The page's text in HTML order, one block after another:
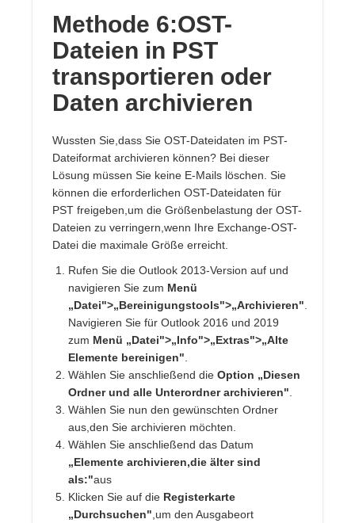
Methode 6:OST-
Dateien in PST
transportieren oder
Daten archivieren
Wussten Sie,dass Sie OST-Dateidaten im PST-
Dateiformat archivieren können? Bei dieser
Lösung müssen Sie keine E-Mails löschen. Sie
können die erforderlichen OST-Dateidaten für
PST freigeben,um die Größenbelastung der OST-
Dateien zu verringern,wenn Ihre Exchange-OST-
Datei die maximale Größe erreicht.
Rufen Sie die Outlook 2013-Version auf und
navigieren Sie zum Menü
„Datei">„Bereinigungstools">„Archivieren"
Navigieren Sie für Outlook 2016 und 2019
zum Menü „Datei">„Info">„Extras">„Alte
Elemente bereinigen"
Wählen Sie anschließend die Option „Diesen
Ordner und alle Unterordner archivieren"
Wählen Sie nun den gewünschten Ordner
aus,den Sie archivieren möchten.
Wählen Sie anschließend das Datum
„Elemente archivieren,die älter sind
als:"aus
Klicken Sie auf die Registerkarte
„Durchsuchen" ,um den Ausgabeort